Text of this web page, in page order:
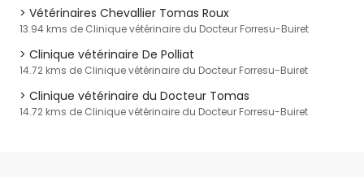
Vétérinaires Chevallier Tomas Roux
13.94 kms de Clinique vétérinaire du Docteur Forresu-Buiret
Clinique vétérinaire De Polliat
14.72 kms de Clinique vétérinaire du Docteur Forresu-Buiret
Clinique vétérinaire du Docteur Tomas
14.72 kms de Clinique vétérinaire du Docteur Forresu-Buiret